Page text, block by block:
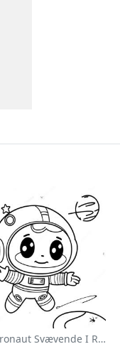
Sød Astronaut Svævende I Rummet Farvelægningsside